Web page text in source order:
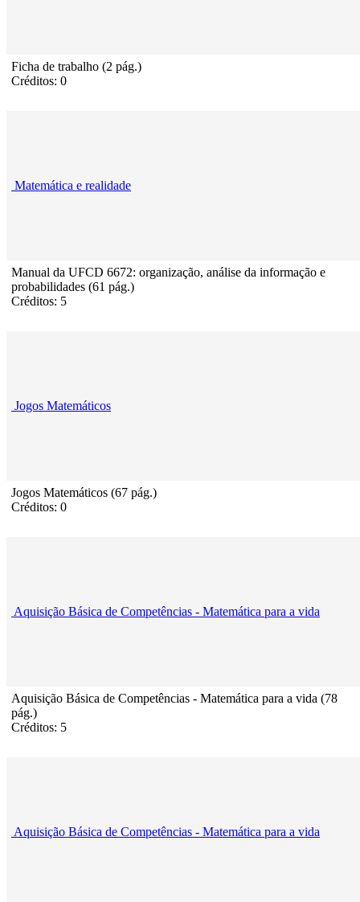
Ficha de trabalho (2 pág.)
Créditos: 0
Matemática e realidade
Manual da UFCD 6672: organização, análise da informação e
probabilidades (61 pág.)
Créditos: 5
Jogos Matemáticos
Jogos Matemáticos (67 pág.)
Créditos: 0
Aquisição Básica de Competências - Matemática para a vida
Aquisição Básica de Competências - Matemática para a vida (78
pág.)
Créditos: 5
Aquisição Básica de Competências - Matemática para a vida